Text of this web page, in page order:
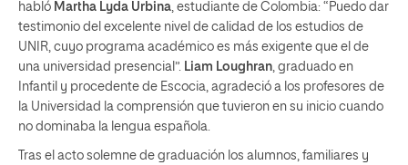
habló Martha Lyda Urbina, estudiante de Colombia: “Puedo dar
testimonio del excelente nivel de calidad de los estudios de
UNIR, cuyo programa académico es más exigente que el de
una universidad presencial”. Liam Loughran, graduado en
Infantil y procedente de Escocia, agradeció a los profesores de
la Universidad la comprensión que tuvieron en su inicio cuando
no dominaba la lengua española.
Tras el acto solemne de graduación los alumnos, familiares y